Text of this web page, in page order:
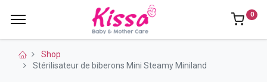
0
Shop
Stérilisateur de biberons Mini Steamy Miniland